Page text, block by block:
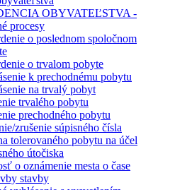
OBYVATEĽSTVA -
procesy
o poslednom spoločnom
o trvalom pobyte
k prechodnému pobytu
na trvalý pobyt
trvalého pobytu
prechodného pobytu
zrušenie súpisného čísla
tolerovaného pobytu na účel
útočiska
o oznámenie mesta o čase
stavby